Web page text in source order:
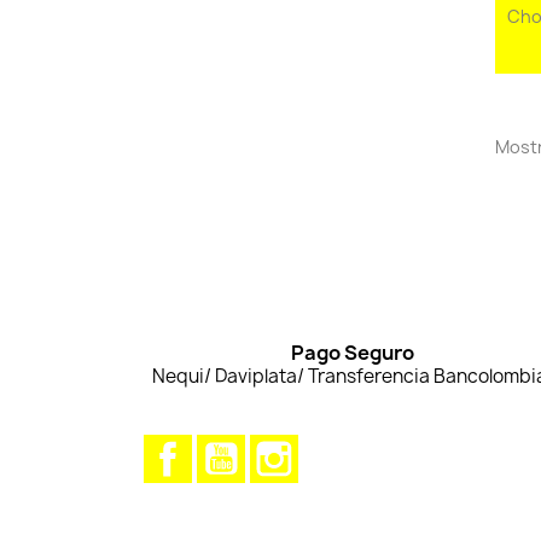
Pago Seguro
Nequi/ Daviplata/ Transferencia
FacebookYouTube